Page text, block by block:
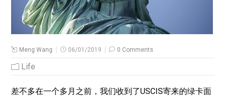
Meng Wang 06/01/2019 0 Comments
Life
差不多在一个多月之前，我们收到了USCIS寄来的绿卡面